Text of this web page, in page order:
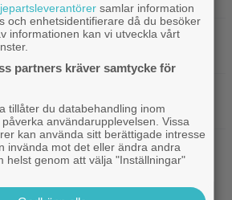
Freeman medger: Gör dåliga
är hög nog
skådis
Girls” fyller 25 år –
ny dokumentär
samlar information
och enhetsidentifierare då du besöker
informationen kan vi utveckla vårt
partners kräver samtycke för
tillåter du databehandling inom
användarupplevelsen. Vissa
kan använda sitt berättigade intresse
invända mot det eller ändra andra
helst genom att välja "Inställningar"